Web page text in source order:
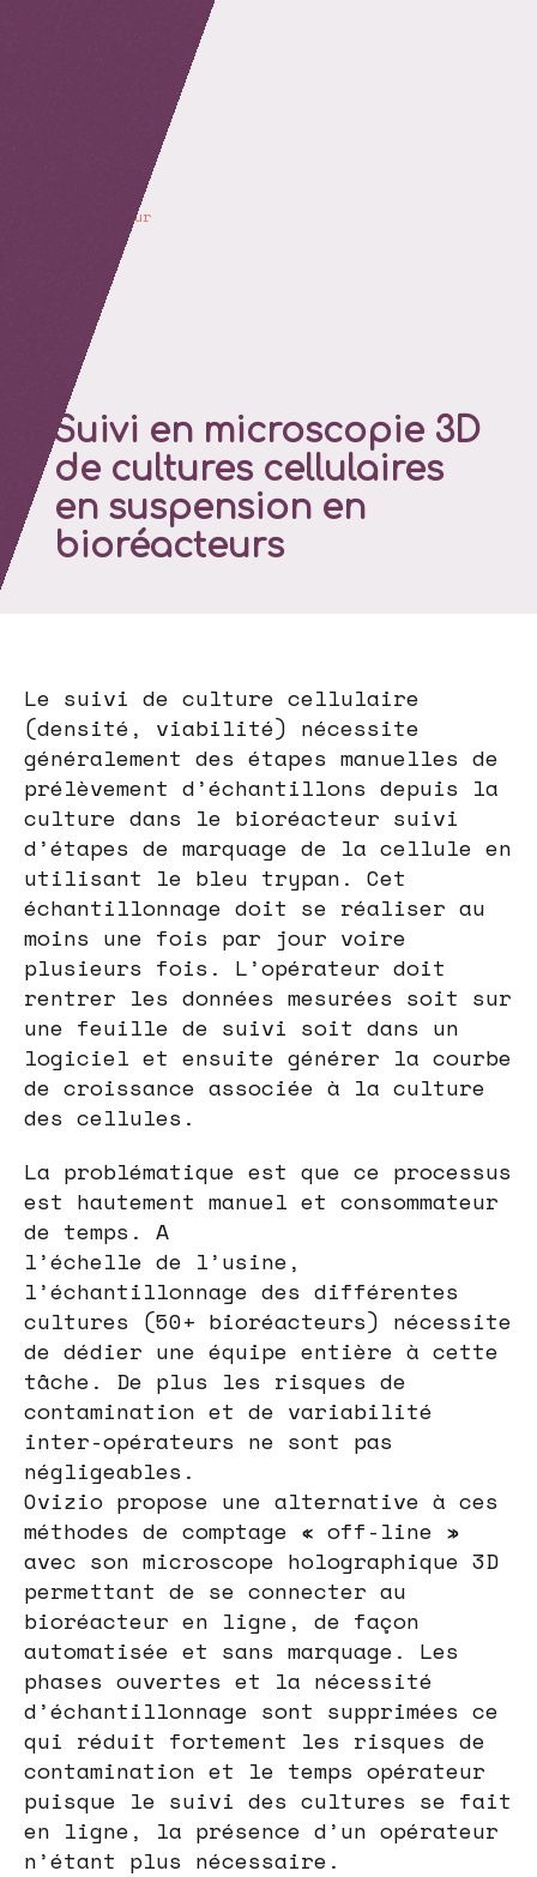
retour
Suivi en microscopie 3D
de cultures cellulaires
en suspension en
bioréacteurs
Le suivi de culture cellulaire
(densité, viabilité) nécessite
généralement des étapes manuelles de
prélèvement d’échantillons depuis la
culture dans le bioréacteur suivi
d’étapes de marquage de la cellule en
utilisant le bleu trypan. Cet
échantillonnage doit se réaliser au
moins une fois par jour voire
plusieurs fois. L’opérateur doit
rentrer les données mesurées soit sur
une feuille de suivi soit dans un
logiciel et ensuite générer la courbe
de croissance associée à la culture
des cellules.
La problématique est que ce processus
est hautement manuel et consommateur
de temps. A
l’échelle de l’usine,
l’échantillonnage des différentes
cultures (50+ bioréacteurs) nécessite
de dédier une équipe entière à cette
tâche. De plus les risques de
contamination et de variabilité
inter-opérateurs ne sont pas
négligeables.
Ovizio propose une alternative à ces
méthodes de comptage « off-line »
avec son microscope holographique 3D
permettant de se connecter au
bioréacteur en ligne, de façon
automatisée et sans marquage. Les
phases ouvertes et la nécessité
d’échantillonnage sont supprimées ce
qui réduit fortement les risques de
contamination et le temps opérateur
puisque le suivi des cultures se fait
en ligne, la présence d’un opérateur
n’étant plus nécessaire.